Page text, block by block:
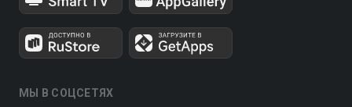
МЫ В СОЦСЕТЯХ